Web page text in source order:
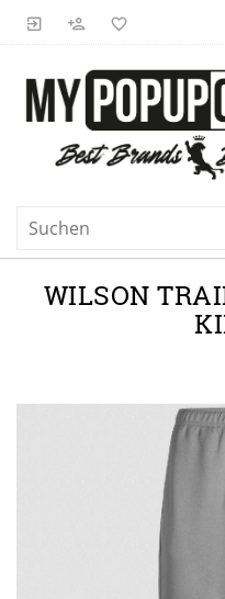
WILSON